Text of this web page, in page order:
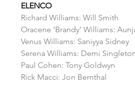
ELENCO
Richard Williams: Will Smith
Oracene ‘Brandy’ Williams:
Venus Williams: Saniyya Sidney
Serena Williams: Demi
Paul Cohen: Tony Goldwyn
Rick Macci: Jon Bernthal